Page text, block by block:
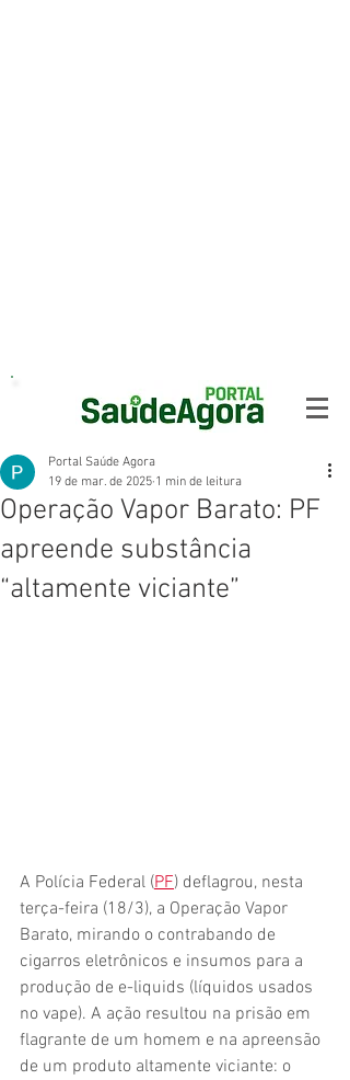
Operação Vapor Barato: PF
apreende substância
“altamente viciante”
Portal Saúde Agora
19 de mar. de 2025 1 min de leitura
A Polícia Federal (PF) deflagrou, nesta
terça-feira (18/3), a Operação Vapor
Barato, mirando o contrabando de
cigarros eletrônicos e insumos para a
produção de e-liquids (líquidos usados
no vape). A ação resultou na prisão em
flagrante de um homem e na apreensão
de um produto altamente viciante: o